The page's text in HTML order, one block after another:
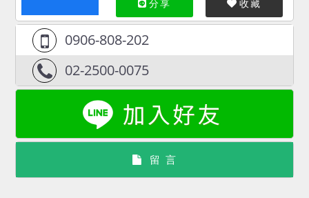
分享 收藏
0906-808-202
02-2500-0075
留 言